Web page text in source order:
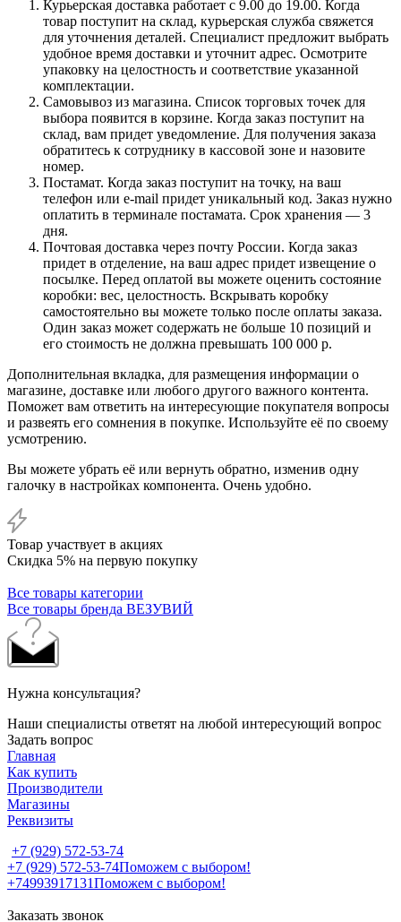
Курьерская доставка работает с 9.00 до 19.00. Когда
товар поступит на склад, курьерская служба свяжется
для уточнения деталей. Специалист предложит выбрать
удобное время доставки и уточнит адрес. Осмотрите
упаковку на целостность и соответствие указанной
комплектации.
Самовывоз из магазина. Список торговых точек для
выбора появится в корзине. Когда заказ поступит на
склад, вам придет уведомление. Для получения заказа
обратитесь к сотруднику в кассовой зоне и назовите
номер.
Постамат. Когда заказ поступит на точку, на ваш
телефон или e-mail придет уникальный код. Заказ нужно
оплатить в терминале постамата. Срок хранения — 3
дня.
Почтовая доставка через почту России. Когда заказ
придет в отделение, на ваш адрес придет извещение о
посылке. Перед оплатой вы можете оценить состояние
коробки: вес, целостность. Вскрывать коробку
самостоятельно вы можете только после оплаты заказа.
Один заказ может содержать не больше 10 позиций и
его стоимость не должна превышать 100 000 р.
Дополнительная вкладка, для размещения информации о
магазине, доставке или любого другого важного контента.
Поможет вам ответить на интересующие покупателя вопросы
и развеять его сомнения в покупке. Используйте её по своему
усмотрению.
Вы можете убрать её или вернуть обратно, изменив одну
галочку в настройках компонента. Очень удобно.
Товар участвует в акциях
Скидка 5% на первую покупку
Все товары категории
Все товары бренда ВЕЗУВИЙ
Нужна консультация?
Наши специалисты ответят на любой интересующий вопрос
Задать вопрос
Главная
Как купить
Производители
Магазины
Реквизиты
+7 (929) 572-53-74
+7 (929) 572-53-74Поможем с выбором!
+74993917131Поможем с выбором!
Заказать звонок